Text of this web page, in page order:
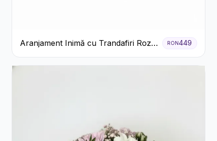
Aranjament Inimă cu Trandafiri Roz
și Gypsophila Albă
RON449